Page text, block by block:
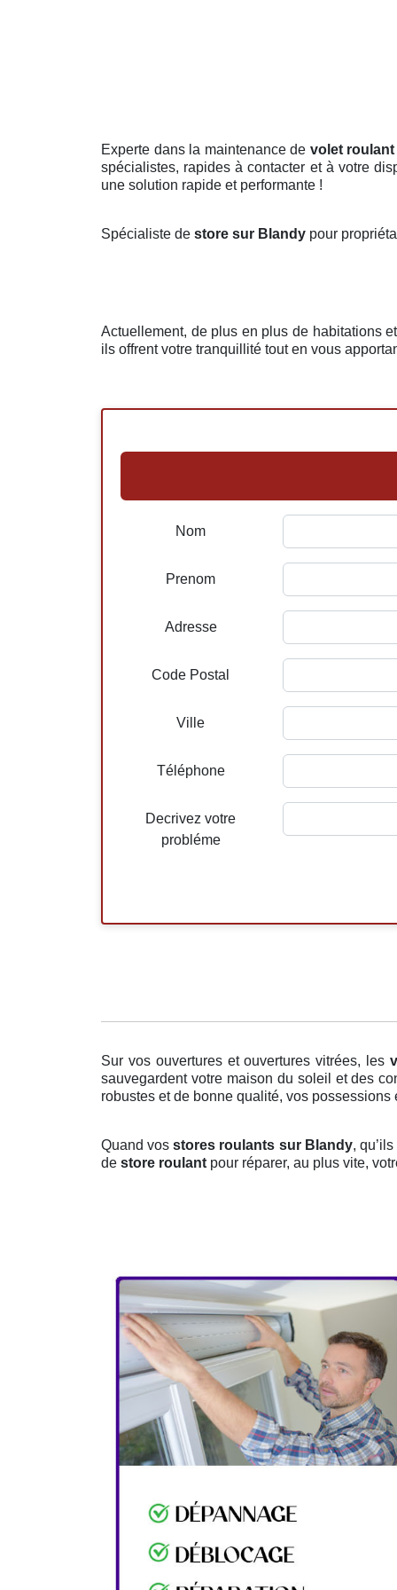
Experte dans la maintenance de volet
spécialistes, rapides à contacter et à votre
une solution rapide et performante !
Spécialiste de store sur Blandy pour
Actuellement, de plus en plus de habitations
ils offrent votre tranquillité tout en vous
Nom
Prenom
Adresse
Code Postal
Ville
Téléphone
Decrivez votre
probléme
Sur vos ouvertures et ouvertures vitrées, les
sauvegardent votre maison du soleil et des
robustes et de bonne qualité, vos
Quand vosstores roulants sur Blandy,
de store roulant pour réparer, au plus vite,